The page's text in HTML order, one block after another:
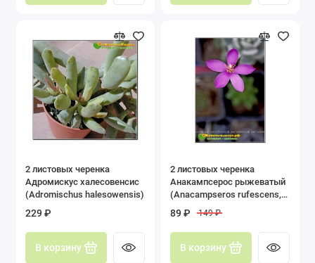
2 листовых черенка
Адромискус халесовенсис
(Adromischus halesowensis)
229 ₽
В корзину
2 листовых черенка
Анакампсерос рыжеватый
(Anacampseros rufescens,
89 ₽ 149 ₽
В корзину